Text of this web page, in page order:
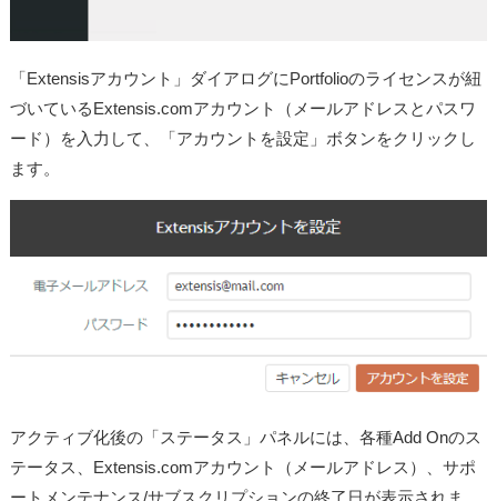
「Extensisアカウント」ダイアログにPortfolioのライセンスが紐
づいているExtensis.comアカウント（メールアドレスとパスワ
ード）を入力して、「アカウントを設定」ボタンをクリックし
ます。
アクティブ化後の「ステータス」パネルには、各種Add Onのス
テータス、Extensis.comアカウント（メールアドレス）、サポ